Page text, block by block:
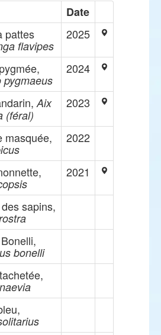
Date
pattes
flavipes
2025
pygmaeus
2024
Aix
(féral)
2023
masquée, 2022
2021
sapins,
bonelli